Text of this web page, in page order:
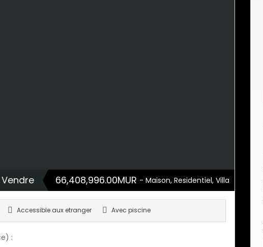
66,408,996.00MUR - Maison, Residentiel, Villa
Accessible aux etranger Avec piscine
: